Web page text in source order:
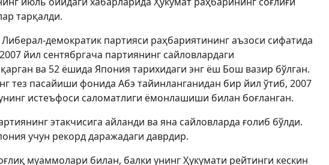
тарқалди.
демократик партияси раҳбариятининг аъзоси сифатида
йил сентябргача партиянинг сайловлардаги
ва 52 ёшида Япония тарихидаги энг ёш Бош вазир бўлган.
тез пасайиши фонида Абэ тайинланганидан бир йил ўтиб, 2007
истеъфоси саломатлиги ёмонлашиши билан боғланган.
этакчисига айланди ва яна сайловларда ғолиб бўлди.
учун рекорд даражадаги даврдир.
муаммолари билан, балки унинг Ҳукумати рейтинги кескин